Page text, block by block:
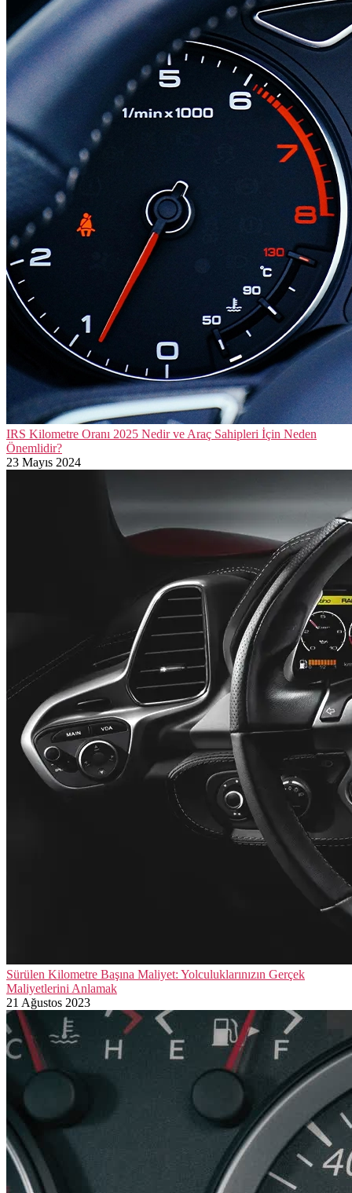
IRS Kilometre Oranı 2025 Nedir ve Araç Sahipleri İçin Neden
Önemlidir?
23 Mayıs 2024
Sürülen Kilometre Başına Maliyet: Yolculuklarınızın Gerçek
Maliyetlerini Anlamak
21 Ağustos 2023